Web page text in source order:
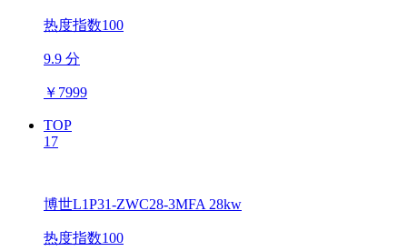
热度指数100
9.9 分
￥ 7999
TOP
17
博世L1P31-ZWC28-3MFA 28kw
热度指数100